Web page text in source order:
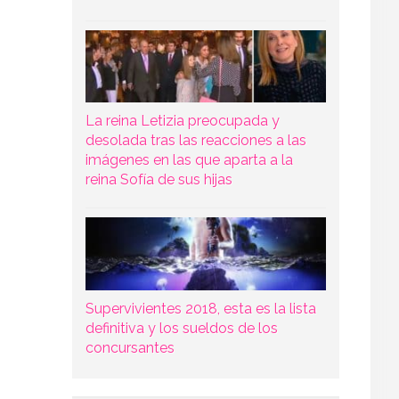
La reina Letizia preocupada y
desolada tras las reacciones a las
imágenes en las que aparta a la
reina Sofía de sus hijas
Supervivientes 2018, esta es la lista
definitiva y los sueldos de los
concursantes